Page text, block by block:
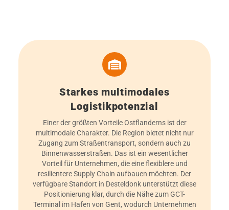
Starkes multimodales
Logistikpotenzial
Einer der größten Vorteile Ostflanderns ist der
multimodale Charakter. Die Region bietet nicht nur
Zugang zum Straßentransport, sondern auch zu
Binnenwasserstraßen. Das ist ein wesentlicher
Vorteil für Unternehmen, die eine flexiblere und
resilientere Supply Chain aufbauen möchten. Der
verfügbare Standort in Desteldonk unterstützt diese
Positionierung klar, durch die Nähe zum GCT-
Terminal im Hafen von Gent, wodurch Unternehmen